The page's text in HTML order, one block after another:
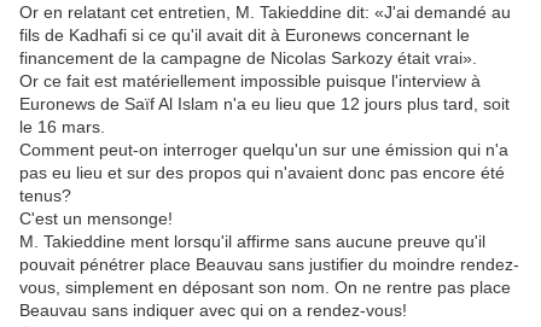
Or en relatant cet entretien, M. Takieddine dit: «J'ai demandé au
fils de Kadhafi si ce qu'il avait dit à Euronews concernant le
financement de la campagne de Nicolas Sarkozy était vrai».
Or ce fait est matériellement impossible puisque l'interview à
Euronews de Saïf Al Islam n'a eu lieu que 12 jours plus tard, soit
le 16 mars.
Comment peut-on interroger quelqu'un sur une émission qui n'a
pas eu lieu et sur des propos qui n'avaient donc pas encore été
tenus?
C'est un mensonge!
M. Takieddine ment lorsqu'il affirme sans aucune preuve qu'il
pouvait pénétrer place Beauvau sans justifier du moindre rendez-
vous, simplement en déposant son nom. On ne rentre pas place
Beauvau sans indiquer avec qui on a rendez-vous!